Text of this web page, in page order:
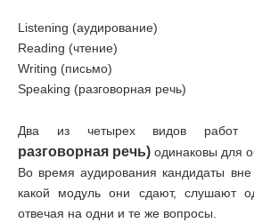
Listening (аудирование)
Reading (чтение)
Writing (письмо)
Speaking (разговорная речь)
Два из четырех видов
разговорная речь) одинаковы для
Во время аудирования кандидаты вне
какой модуль они сдают, слушают
отвечая на одни и те же вопросы.